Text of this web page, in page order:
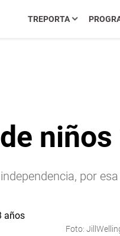
TREPORTA
niños
por
Foto: